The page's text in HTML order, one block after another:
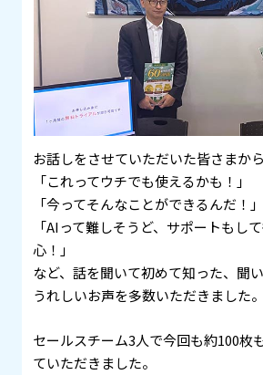
お話しをさせていただいた皆さまから
「これってウチでも使えるかも！」
「今ってそんなことができるんだ！」
「AIって難しそうど、サポートもし
心！」
など、話を聞いて初めて知った、聞
うれしいお声を多数いただきました。
セールスチーム3人で今回も約100枚
ていただきました。